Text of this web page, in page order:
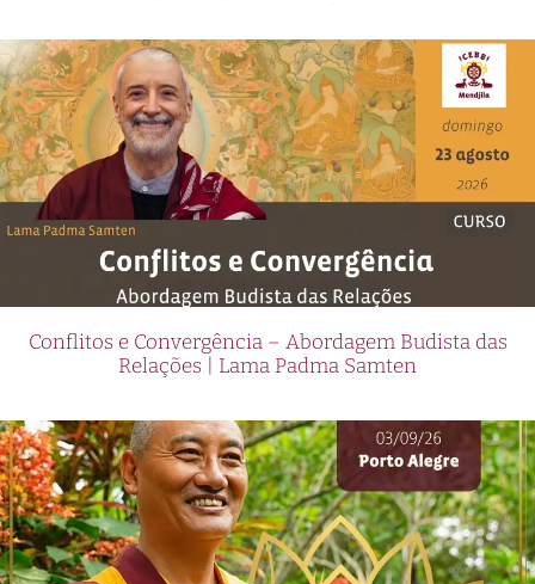
Conflitos e Convergência – Abordagem Budista das
Relações | Lama Padma Samten